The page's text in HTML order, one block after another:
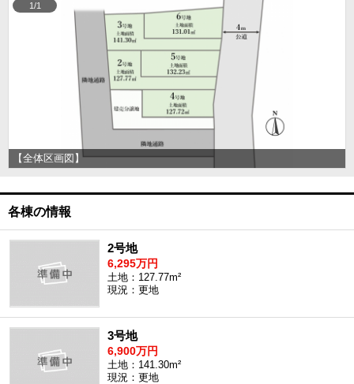
【全体区画図】
1/1
各棟の情報
2号地
6,295万円
土地：127.77m²
現況：更地
3号地
6,900万円
土地：141.30m²
現況：更地